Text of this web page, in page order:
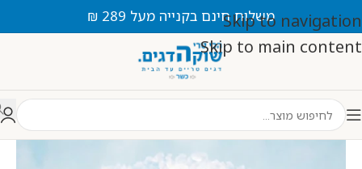
Skip to navigation
Skip to main content
משלוח חינם בקנייה מעל 289 ₪